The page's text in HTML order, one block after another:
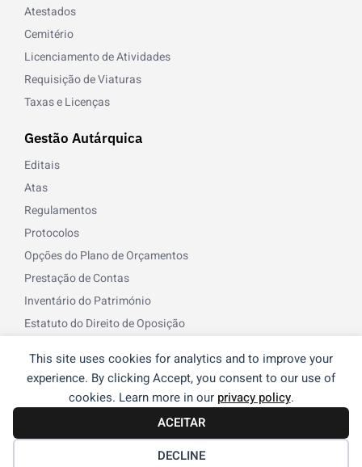
This site uses cookies for analytics and to improve your
experience. By clicking Accept, you consent to our use of
cookies. Learn more in our privacy policy.
ACEITAR
DECLINE
Atestados
Cemitério
Licenciamento de Atividades
Requisição de Viaturas
Taxas e Licenças
Gestão Autárquica
Editais
Atas
Regulamentos
Protocolos
Opções do Plano de Orçamentos
Prestação de Contas
Inventário do Património
Estatuto do Direito de Oposição
Recursos Humanos
© 2026 Freguesia de Reguengos de Monsaraz | Desenvolvido
porNOS®